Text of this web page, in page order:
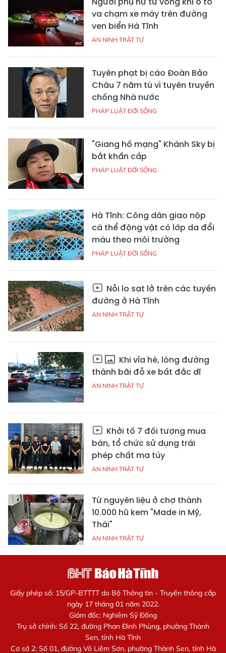
va chạm xe máy trên đường
ven biển Hà Tĩnh
AN NINH TRẬT TỰ
Tuyên phạt bị cáo Đoàn Bảo
Châu 7 năm tù vì tuyên truyền
chống Nhà nước
PHÁP LUẬT ĐỜI SỐNG
"Giang hồ mạng" Khánh Sky bị
bắt khẩn cấp
PHÁP LUẬT ĐỜI SỐNG
Hà Tĩnh: Công dân giao nộp
cá thể động vật có lớp da đổi
màu theo môi trường
PHÁP LUẬT ĐỜI SỐNG
Nỗi lo sạt lở trên các tuyến
đường ở Hà Tĩnh
AN NINH TRẬT TỰ
Khi vỉa hè, lòng đường
thành bãi đỗ xe bất đắc dĩ
AN NINH TRẬT TỰ
Khởi tố 7 đối tượng mua
bán, tổ chức sử dụng trái
phép chất ma túy
AN NINH TRẬT TỰ
Từ nguyên liệu ở chợ thành
10.000 hũ kem "Made in Mỹ,
Thái"
AN NINH TRẬT TỰ
Giấy phép số: 15/GP-BTTTT do Bộ Thông tin - Truyền thông cấp
ngày 17 tháng 01 năm 2022.
Giám đốc: Nghiêm Sỹ Đống
Trụ sở chính: Số 22, đường Phan Đình Phùng, phường Thành
Sen, tỉnh Hà Tĩnh
Cơ sở 2: Số 01, đường Võ Liêm Sơn, phường Thành Sen, tỉnh Hà